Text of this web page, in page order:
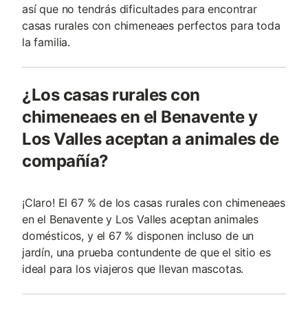
así que no tendrás dificultades para encontrar
casas rurales con chimeneaes perfectos para toda
la familia.
¿Los casas rurales con
chimeneaes en el Benavente y
Los Valles aceptan a animales de
compañía?
¡Claro! El 67 % de los casas rurales con chimeneaes
en el Benavente y Los Valles aceptan animales
domésticos, y el 67 % disponen incluso de un
jardín, una prueba contundente de que el sitio es
ideal para los viajeros que llevan mascotas.